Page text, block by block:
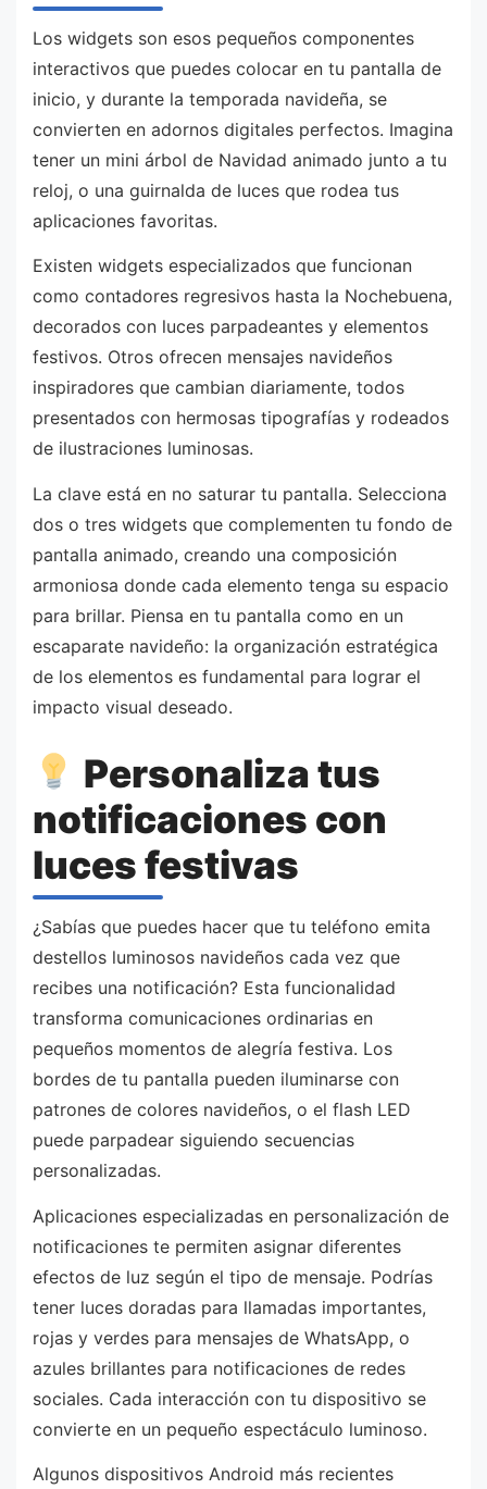
Los widgets son esos pequeños componentes
interactivos que puedes colocar en tu pantalla de
inicio, y durante la temporada navideña, se
convierten en adornos digitales perfectos. Imagina
tener un mini árbol de Navidad animado junto a tu
reloj, o una guirnalda de luces que rodea tus
aplicaciones favoritas.
Existen widgets especializados que funcionan
como contadores regresivos hasta la Nochebuena,
decorados con luces parpadeantes y elementos
festivos. Otros ofrecen mensajes navideños
inspiradores que cambian diariamente, todos
presentados con hermosas tipografías y rodeados
de ilustraciones luminosas.
La clave está en no saturar tu pantalla. Selecciona
dos o tres widgets que complementen tu fondo de
pantalla animado, creando una composición
armoniosa donde cada elemento tenga su espacio
para brillar. Piensa en tu pantalla como en un
escaparate navideño: la organización estratégica
de los elementos es fundamental para lograr el
impacto visual deseado.
Personaliza tus
notificaciones con
luces festivas
¿Sabías que puedes hacer que tu teléfono emita
destellos luminosos navideños cada vez que
recibes una notificación? Esta funcionalidad
transforma comunicaciones ordinarias en
pequeños momentos de alegría festiva. Los
bordes de tu pantalla pueden iluminarse con
patrones de colores navideños, o el flash LED
puede parpadear siguiendo secuencias
personalizadas.
Aplicaciones especializadas en personalización de
notificaciones te permiten asignar diferentes
efectos de luz según el tipo de mensaje. Podrías
tener luces doradas para llamadas importantes,
rojas y verdes para mensajes de WhatsApp, o
azules brillantes para notificaciones de redes
sociales. Cada interacción con tu dispositivo se
convierte en un pequeño espectáculo luminoso.
Algunos dispositivos Android más recientes